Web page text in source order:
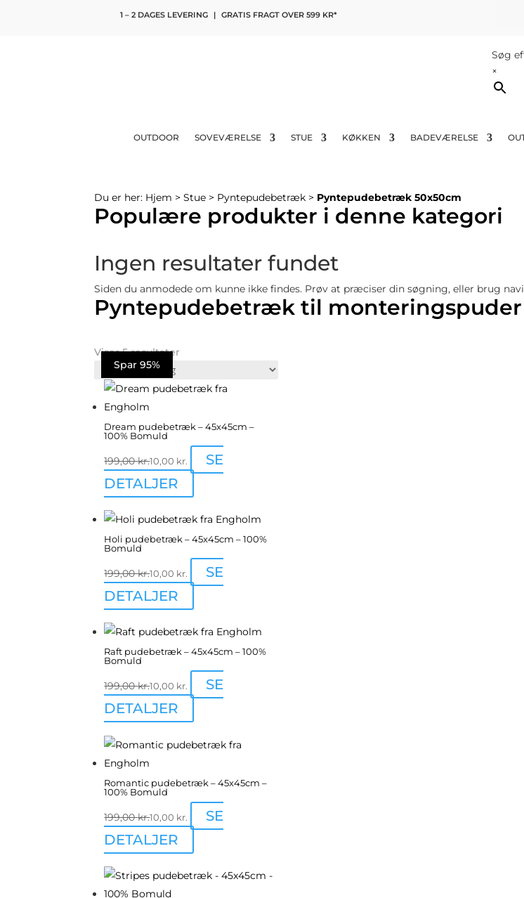
1 – 2 DAGES LEVERING | GRATIS FRAGT OVER 599 KR*
Søg
×
OUTDOOR SOVEVÆRELSE STUE KØKKEN BADEVÆRELSE
Du er her: Hjem >Stue > Pyntepudebetræk > Pyntepudebetræk 50x50cm
Populære produkter i denne kategori
Ingen resultater fundet
Siden du anmodede om kunne ikke findes. Prøv at præciser din søgning, eller brug
Pyntepudebetræk til monteringspuder
Viser 5 resultater
Spar 95%
Dream pudebetræk – 45x45cm –
100% Bomuld
199,00kr.10,00 kr.
SE
DETALJER
Spar 95%
Holi pudebetræk – 45x45cm – 100%
Bomuld
199,00kr.10,00 kr.
SE
DETALJER
Spar 95%
Raft pudebetræk – 45x45cm – 100%
Bomuld
199,00kr.10,00 kr.
SE
DETALJER
Spar 95%
Romantic pudebetræk – 45x45cm –
100% Bomuld
199,00kr.10,00 kr.
SE
DETALJER
Spar 95%